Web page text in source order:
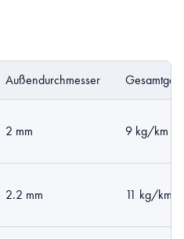
Außendurchmesser
2 mm 9 kg/km
2.2 mm 11 kg/km